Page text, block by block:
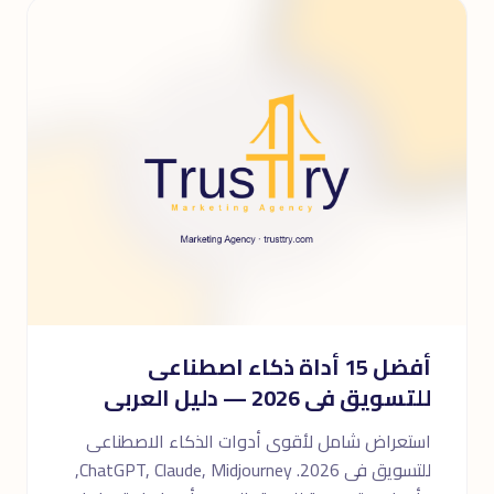
أفضل 15 أداة ذكاء اصطناعى
للتسويق فى 2026 — دليل العربى
استعراض شامل لأقوى أدوات الذكاء الاصطناعى
للتسويق فى 2026. ChatGPT, Claude, Midjourney,